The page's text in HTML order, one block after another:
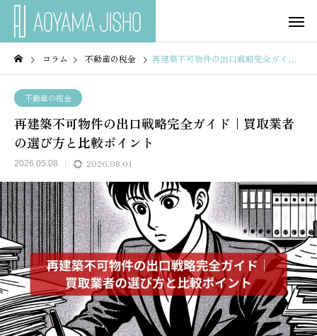
コラム 不動産の税金 再建築不可物件の出口戦略完全ガイド｜買取業者の選び方と比較ポイント
不動産の税金
再建築不可物件の出口戦略完全ガイド｜買取業者
の選び方と比較ポイント
2026.05.08 2026.08.01